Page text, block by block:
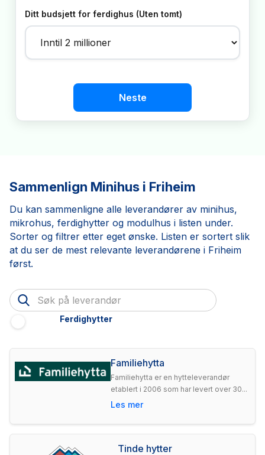
Ditt budsjett for ferdighus (Uten tomt)
Neste
Sammenlign Minihus i Friheim
Du kan sammenligne alle leverandører av minihus,
mikrohus, ferdighytter og modulhus i listen under.
Sorter og filtrer etter eget ønske. Listen er sortert slik
at du ser de mest relevante leverandørene i Friheim
først.
Ferdighytter
Familiehytta
Familiehytta er en hytteleverandør
etablert i 2006 som har levert over 30...
Les mer
Tinde hytter